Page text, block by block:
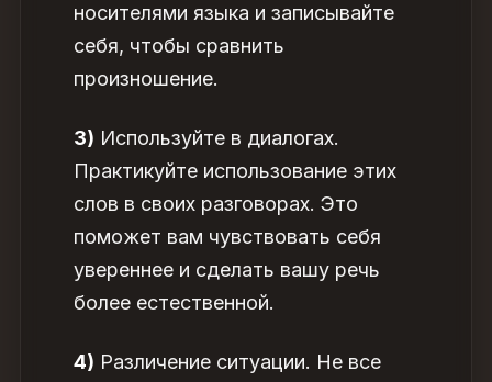
носителями языка и записывайте
себя, чтобы сравнить
произношение.
3) Используйте в диалогах.
Практикуйте использование этих
слов в своих разговорах. Это
поможет вам чувствовать себя
увереннее и сделать вашу речь
более естественной.
4) Различение ситуации. Не все